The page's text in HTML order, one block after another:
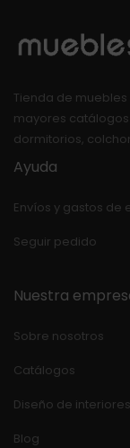
Tienda de
mayores
dormitorios,
Ayuda
Envíos y gastos de
Seguir pedido
Nuestra
Sobre nosotros
Catálogos
Diseño de interiores
Blog